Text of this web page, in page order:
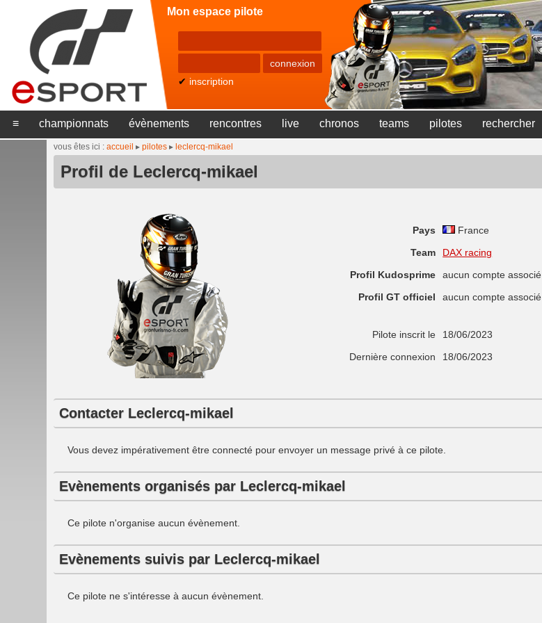
Mon espace pilote
✔ inscription
≡ championnats évènements rencontres live chronos teams pilotes rechercher
vous êtes ici :accueil ▸pilotes ▸ leclercq-mikael
Profil de Leclercq-mikael
Pays
France
Team
DAX racing
Profil Kudosprime
aucun compte associé
Profil GT officiel
aucun compte associé
Pilote inscrit le
18/06/2023
Dernière connexion
18/06/2023
Contacter Leclercq-mikael
Vous devez impérativement être connecté pour envoyer un message privé à ce pilote.
Evènements organisés par Leclercq-mikael
Ce pilote n'organise aucun évènement.
Evènements suivis par Leclercq-mikael
Ce pilote ne s'intéresse à aucun évènement.